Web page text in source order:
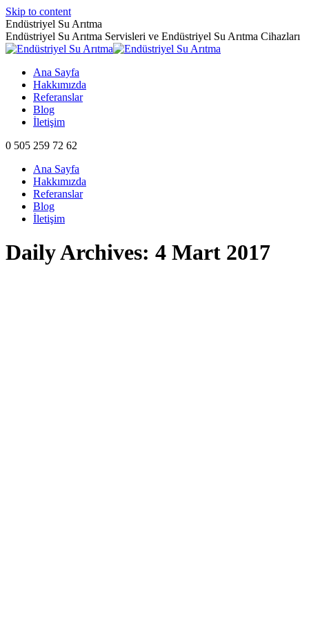
Skip to content
Endüstriyel Su Arıtma
Endüstriyel Su Arıtma Servisleri ve Endüstriyel Su Arıtma Cihazları
Ana Sayfa
Hakkımızda
Referanslar
Blog
İletişim
0 505 259 72 62
Ana Sayfa
Hakkımızda
Referanslar
Blog
İletişim
Daily Archives: 4 Mart 2017